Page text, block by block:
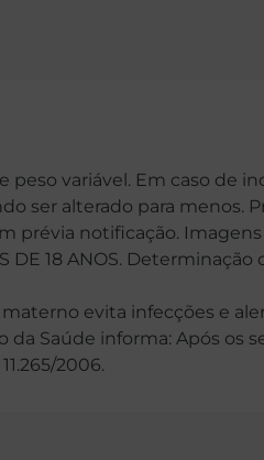
variável. Em caso de
ser alterado para menos.
prévia notificação.
DE 18 ANOS.
evita infecções e
da Saúde informa: Após
2006.